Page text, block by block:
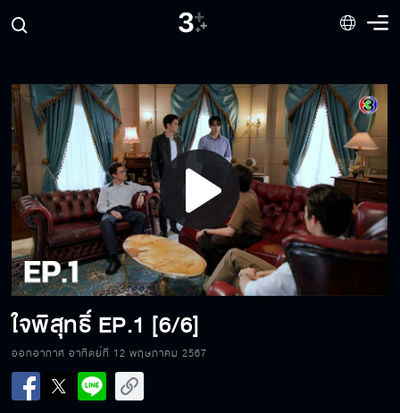
Play
Video
ใจพิสุทธิ์ EP.1 [6/6]
ออกอากาศ อาทิตย์ที่ 12 พฤษภาคม 2567
ใจพิสุทธิ์ EP.1[1/6]